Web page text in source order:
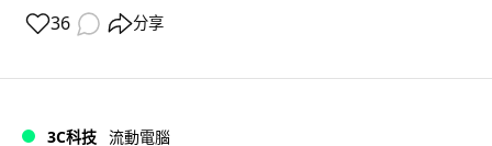
36 分享
3C科技 流動電腦